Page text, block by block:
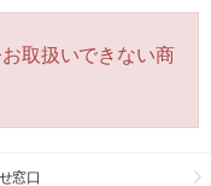
取扱いできない商
窓口